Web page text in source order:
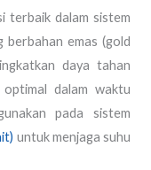
terbaik dalam sistem
berbahan emas (gold
daya tahan
dalam waktu
pada sistem
untuk menjaga suhu